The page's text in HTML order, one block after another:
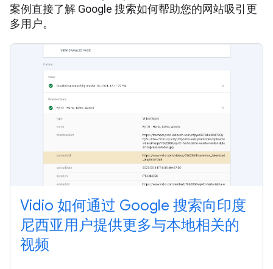
案例直接了解 Google 搜索如何帮助您的网站吸引更
多用户。
Vidio 如何通过 Google 搜索向印度
尼西亚用户提供更多与本地相关的
视频